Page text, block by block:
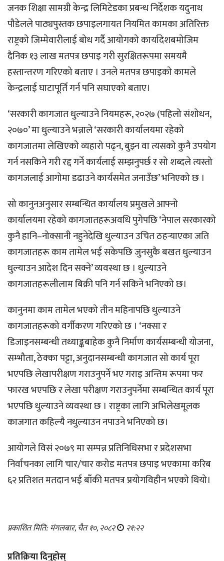
जनक शिक्षा सामग्री केन्द्र लिमिटेडका प्रबन्ध निर्देशक यदुनाथ
पौडेलले पाठ्यपुस्तक छपाइलगायत नियमित कामका अतिरिक्त
राष्ट्रको जिम्मेवारीलाई बोध गर्दै आयोगको कार्यादेशबमोजिम
दैनिक १३ लाख मतपत्र छपाइ गरी सुरक्षितरूपमा समयमै
हस्तान्तरण गरिएको बताए । उनले मतपत्र छपाइको कामले
केन्द्रलाई घाटापूर्ति गर्न पनि सघाएको बताए।
‘सरकारी कागजात धुल्याउने नियमहरू, २०२७ (पहिलो संशोधन,
२०७०’ मा धुल्याउने भन्नाले ‘सरकारी कार्यालयमा रहेको
कागजातमा लेखिएको व्यहारो पढ्न, बुझ्न वा त्यसको कुनै उपयोग
गर्न नसकिने गरी रद्द गर्ने कार्यलाई सम्झनुपर्छ र सो शब्दले त्यस्तो
कागजलाई आगोमा डढाउने कार्यसमेत जनाउँछ’ भनिएको छ ।
सो कानुनअनुसार सम्बन्धित कार्यालय प्रमुखले आफ्नो
कार्यालयमा रहेको कागजातहरूअवधि पुगेपछि ‘नेपाल सरकारको
कुनै हानि–नोक्सानी नहुनेदेखि धुल्याउन उचित ठहर्‍याएका जति
कागजातहरू काम तामेल भई सकेपछि जुनसुकै बखत धुल्याउन
धुल्याउन आदेश दिन सक्ने’ व्यवस्था छ । धुल्याउने
कागजातहरूलीलाम बिक्री पनि गर्न सकिने भनिएको छ।
कानुनमा काम तामेल भएको तीन महिनापछि धुल्याउने
कागजातहरूको वर्गीकरण गरिएको छ । ‘नक्सा र
डिजाइनसम्बन्धी तथ्याङ्कबाहेक कुनै निर्माण कार्यसम्बन्धी योजना,
सम्भौता, ठेक्का पट्टा, अनुदानसम्बन्धी कागजात सो कार्य पूरा
भएपछि लेखापरीक्षण गराउनुपर्ने भए गराइ अन्तिम रूपमा फर
फारख भएपछि र लेखा परीक्षण गराउनुपर्नेमा सम्बन्धित कार्य पूरा
भएपछि धुल्याउने व्यवस्था छ । राष्ट्रका लागि अभिलेखमूलक
काजगात कहिल्यै नधुल्याउन नपाउने भनिएको छ।
आयोगले विसं २०७९ मा सम्पन्न प्रतिनिधिसभा र प्रदेशसभा
निर्वाचनका लागि चार/चार करोड मतपत्र छपाइ भएकामा करिब
६२ प्रतिशत मतदान भई बाँकी मतपत्र प्रयोगविहीन भएको थियो।
प्रकाशित मिति: मंगलबार, चैत १०, २०८२ २१:२२
प्रतिक्रिया दिनुहोस्